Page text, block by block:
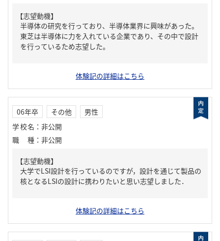
【志望動機】
半導体の研究を行っており、半導体業界に興味があった。
東芝は半導体に力を入れている企業であり、その中で設計
を行っているため志望した。
体験記の詳細はこちら
06年卒 その他
男性
学校名 ： 非公開
職種 ： 非公開
【志望動機】
大学でLSI設計を行っているのですが，設計を通じて製品の
核となるLSIの設計に携わりたいと思い志望しました．
体験記の詳細はこちら